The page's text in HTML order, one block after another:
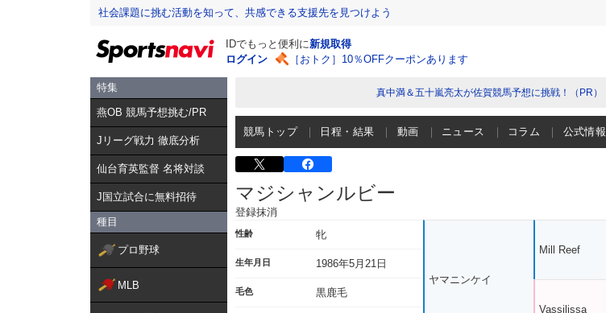
社会課題に挑む活動を知って、共感できる支援先を見つけよう
IDでもっと便利に新規取得
ログイン
［おトク］10％OFFクーポンあります
特集
燕OB 競馬予想挑む/PR
Jリーグ戦力 徹底分析
仙台育英監督 名将対談
J国立試合に無料招待
種目
プロ野球
MLB
真中満＆五十嵐亮太が佐賀競馬予想に挑戦！（PR）
競馬トップ 日程・結果 動画 ニュース コラム 公式情報
マジシャンルビー
登録抹消
性齢 牝
生年月日 1986年5月21日
毛色 黒鹿毛
ヤマニンケイ
Mill Reef
Vassilissa